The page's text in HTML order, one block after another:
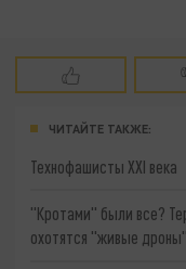
ЧИТАЙТЕ ТАКЖЕ:
Технофашисты XXI века
"Кротами" были все?
охотятся "живые дроны"